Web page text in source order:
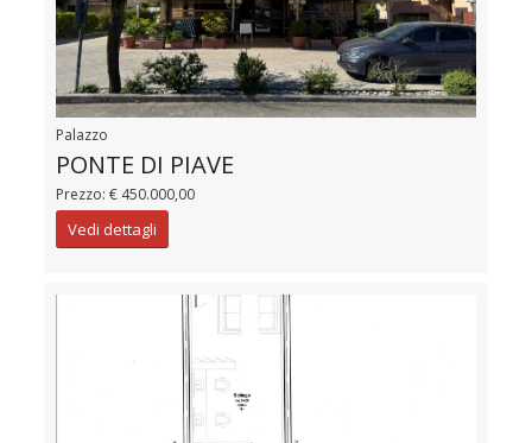
Palazzo
PONTE DI PIAVE
Prezzo: € 450.000,00
Vedi dettagli